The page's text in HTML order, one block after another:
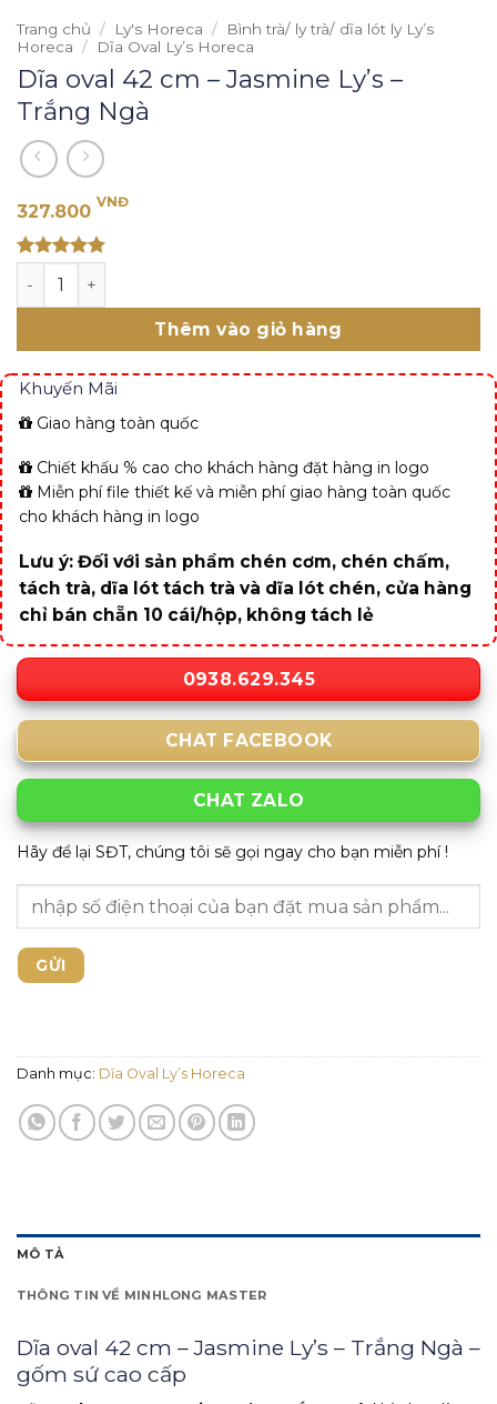
Trang chủ / Ly's Horeca /
Bình trà/ ly trà/ dĩa lót ly Ly’s
Horeca / Dĩa Oval Ly’s Horeca
Dĩa oval 42 cm – Jasmine Ly’s –
Trắng Ngà
327.800 VNĐ
out of 5
Dĩa oval 42 cm - Jasmine Ly's - Trắng Ngà số lượng
Thêm vào giỏ hàng
Khuyến Mãi
Giao hàng toàn quốc
Chiết khấu % cao cho khách hàng đặt hàng in logo
Miễn phí file thiết kế và miễn phí giao hàng toàn quốc
cho khách hàng in logo
Lưu ý: Đối với sản phẩm chén cơm, chén chấm,
tách trà, dĩa lót tách trà và dĩa lót chén, cửa hàng
chỉ bán chẵn 10 cái/hộp, không tách lẻ
0938.629.345
CHAT FACEBOOK
CHAT ZALO
Hãy để lại SĐT, chúng tôi sẽ gọi ngay cho bạn miễn phí !
Danh mục: Dĩa Oval Ly’s Horeca
MÔ TẢ
THÔNG TIN VỀ MINHLONG MASTER
Dĩa oval 42 cm – Jasmine Ly’s – Trắng Ngà –
gốm sứ cao cấp